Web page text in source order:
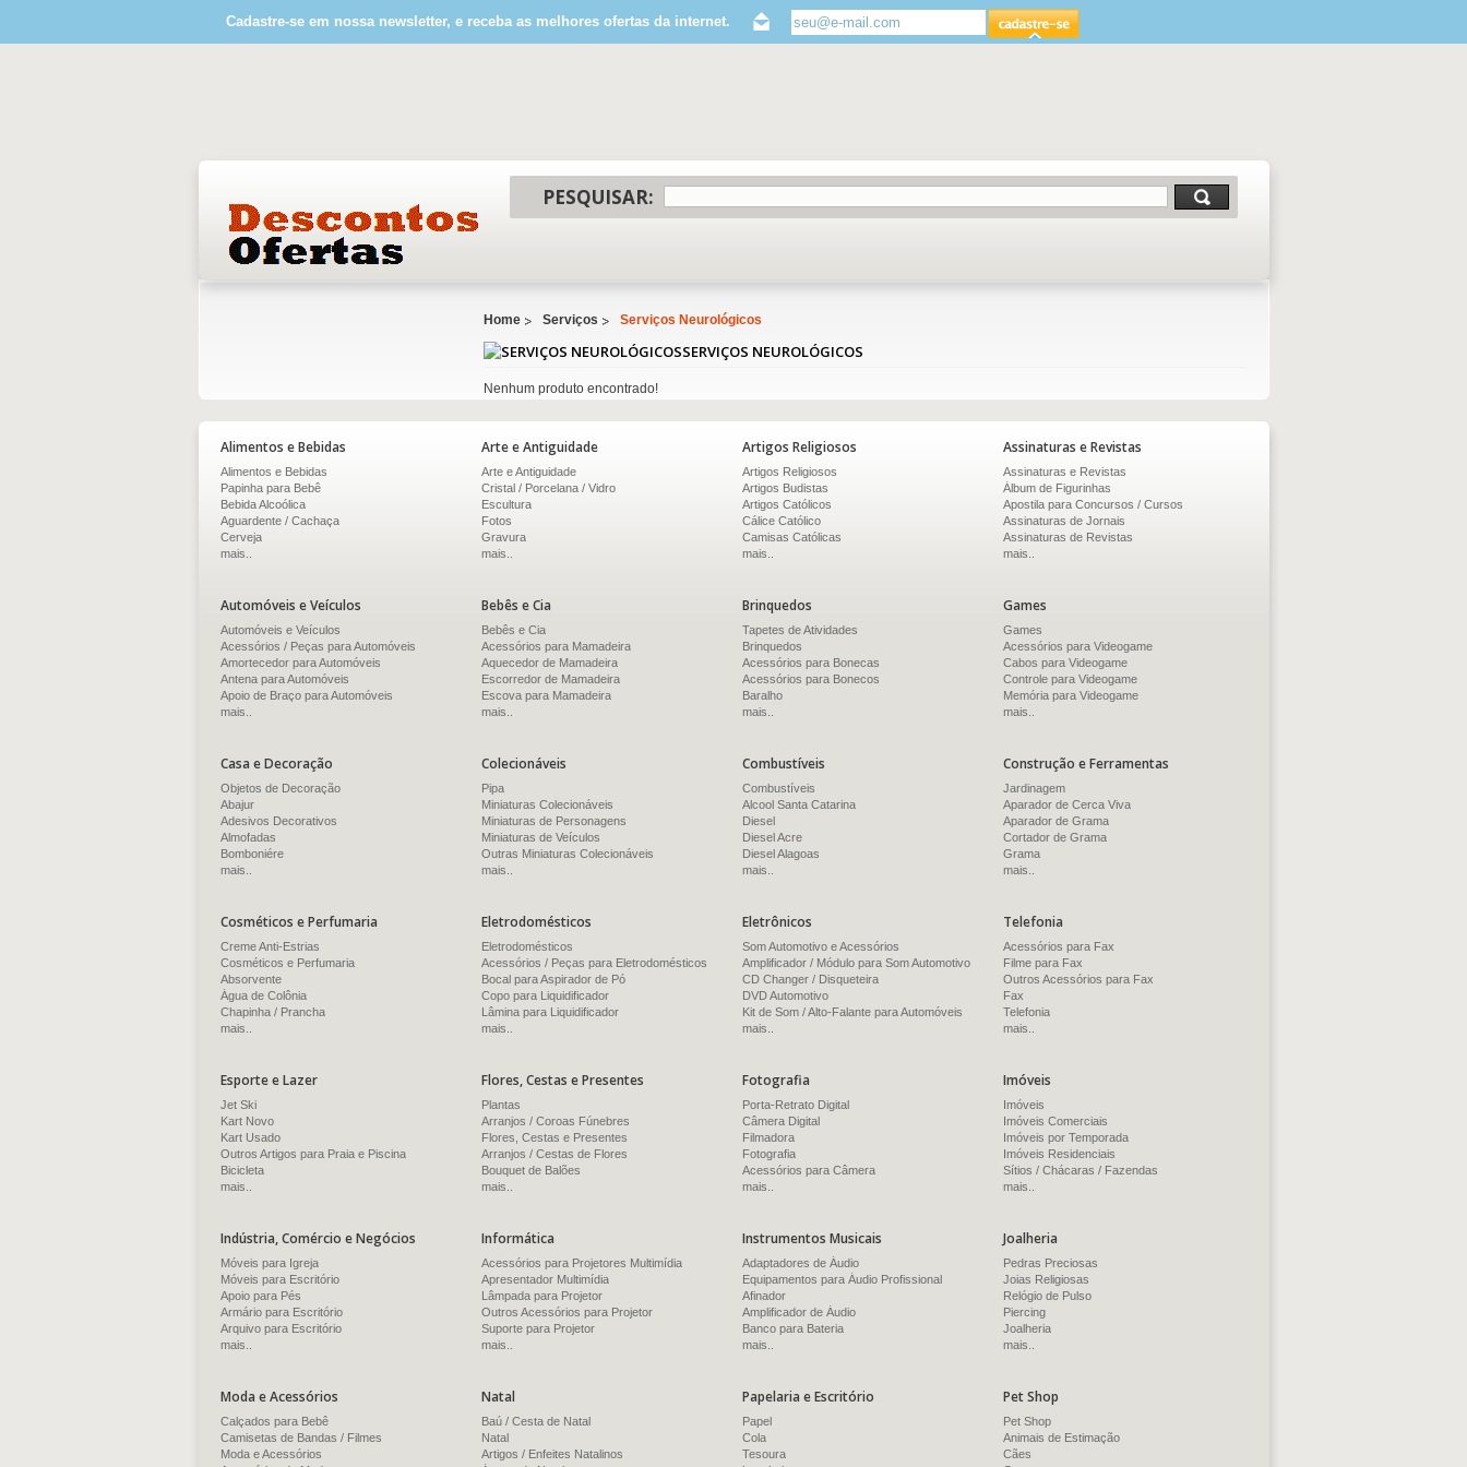
Cadastre-se em nossa newsletter, e receba as melhores ofertas da internet.
PESQUISAR:
Home Serviços Serviços Neurológicos
SERVIÇOS NEUROLÓGICOS
Nenhum produto encontrado!
Alimentos e Bebidas
Alimentos e Bebidas
Papinha para Bebê
Bebida Alcoólica
Aguardente / Cachaça
Cerveja
mais..
Arte e Antiguidade
Arte e Antiguidade
Cristal / Porcelana / Vidro
Escultura
Fotos
Gravura
mais..
Artigos Religiosos
Artigos Religiosos
Artigos Budistas
Artigos Católicos
Cálice Católico
Camisas Católicas
mais..
Assinaturas e Revistas
Assinaturas e Revistas
Álbum de Figurinhas
Apostila para Concursos / Cursos
Assinaturas de Jornais
Assinaturas de Revistas
mais..
Automóveis e Veículos
Automóveis e Veículos
Acessórios / Peças para Automóveis
Amortecedor para Automóveis
Antena para Automóveis
Apoio de Braço para Automóveis
mais..
Bebês e Cia
Bebês e Cia
Acessórios para Mamadeira
Aquecedor de Mamadeira
Escorredor de Mamadeira
Escova para Mamadeira
mais..
Brinquedos
Tapetes de Atividades
Brinquedos
Acessórios para Bonecas
Acessórios para Bonecos
Baralho
mais..
Games
Games
Acessórios para Videogame
Cabos para Videogame
Controle para Videogame
Memória para Videogame
mais..
Casa e Decoração
Objetos de Decoração
Abajur
Adesivos Decorativos
Almofadas
Bomboniére
mais..
Colecionáveis
Pipa
Miniaturas Colecionáveis
Miniaturas de Personagens
Miniaturas de Veículos
Outras Miniaturas Colecionáveis
mais..
Combustíveis
Combustíveis
Alcool Santa Catarina
Diesel
Diesel Acre
Diesel Alagoas
mais..
Construção e Ferramentas
Jardinagem
Aparador de Cerca Viva
Aparador de Grama
Cortador de Grama
Grama
mais..
Cosméticos e Perfumaria
Creme Anti-Estrias
Cosméticos e Perfumaria
Absorvente
Água de Colônia
Chapinha / Prancha
mais..
Eletrodomésticos
Eletrodomésticos
Acessórios / Peças para Eletrodomésticos
Bocal para Aspirador de Pó
Copo para Liquidificador
Lâmina para Liquidificador
mais..
Eletrônicos
Som Automotivo e Acessórios
Amplificador / Módulo para Som Automotivo
CD Changer / Disqueteira
DVD Automotivo
Kit de Som / Alto-Falante para Automóveis
mais..
Telefonia
Acessórios para Fax
Filme para Fax
Outros Acessórios para Fax
Fax
Telefonia
mais..
Esporte e Lazer
Jet Ski
Kart Novo
Kart Usado
Outros Artigos para Praia e Piscina
Bicicleta
mais..
Flores, Cestas e Presentes
Plantas
Arranjos / Coroas Fúnebres
Flores, Cestas e Presentes
Arranjos / Cestas de Flores
Bouquet de Balões
mais..
Fotografia
Porta-Retrato Digital
Câmera Digital
Filmadora
Fotografia
Acessórios para Câmera
mais..
Imóveis
Imóveis
Imóveis Comerciais
Imóveis por Temporada
Imóveis Residenciais
Sítios / Chácaras / Fazendas
mais..
Indústria, Comércio e Negócios
Móveis para Igreja
Móveis para Escritório
Apoio para Pés
Armário para Escritório
Arquivo para Escritório
mais..
Informática
Acessórios para Projetores Multimídia
Apresentador Multimídia
Lâmpada para Projetor
Outros Acessórios para Projetor
Suporte para Projetor
mais..
Instrumentos Musicais
Adaptadores de Áudio
Equipamentos para Áudio Profissional
Afinador
Amplificador de Áudio
Banco para Bateria
mais..
Joalheria
Pedras Preciosas
Joias Religiosas
Relógio de Pulso
Piercing
Joalheria
mais..
Moda e Acessórios
Calçados para Bebê
Camisetas de Bandas / Filmes
Moda e Acessórios
Natal
Baú / Cesta de Natal
Natal
Artigos / Enfeites Natalinos
Papelaria e Escritório
Papel
Cola
Tesoura
Pet Shop
Pet Shop
Animais de Estimação
Cães